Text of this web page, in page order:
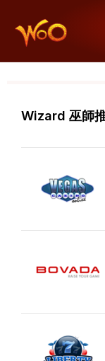
Wizard 巫師